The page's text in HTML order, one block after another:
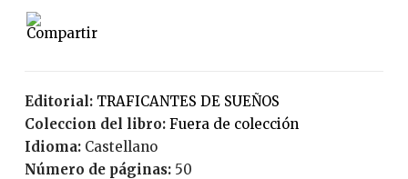
Editorial:
TRAFICANTES DE SUEÑOS
Coleccion del libro:
Fuera de colección
Idioma:
Castellano
Número de páginas:
50